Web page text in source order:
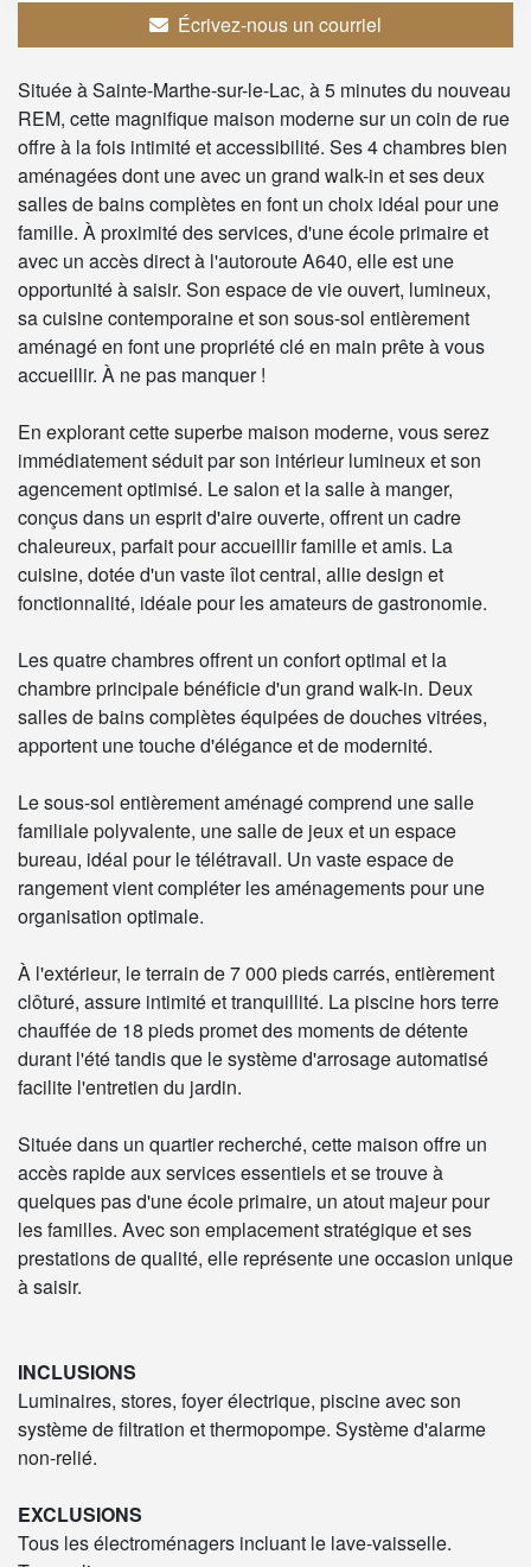
Écrivez-nous un courriel
Située à Sainte-Marthe-sur-le-Lac, à 5 minutes du nouveau
REM, cette magnifique maison moderne sur un coin de rue
offre à la fois intimité et accessibilité. Ses 4 chambres bien
aménagées dont une avec un grand walk-in et ses deux
salles de bains complètes en font un choix idéal pour une
famille. À proximité des services, d'une école primaire et
avec un accès direct à l'autoroute A640, elle est une
opportunité à saisir. Son espace de vie ouvert, lumineux,
sa cuisine contemporaine et son sous-sol entièrement
aménagé en font une propriété clé en main prête à vous
accueillir. À ne pas manquer !
En explorant cette superbe maison moderne, vous serez
immédiatement séduit par son intérieur lumineux et son
agencement optimisé. Le salon et la salle à manger,
conçus dans un esprit d'aire ouverte, offrent un cadre
chaleureux, parfait pour accueillir famille et amis. La
cuisine, dotée d'un vaste îlot central, allie design et
fonctionnalité, idéale pour les amateurs de gastronomie.
Les quatre chambres offrent un confort optimal et la
chambre principale bénéficie d'un grand walk-in. Deux
salles de bains complètes équipées de douches vitrées,
apportent une touche d'élégance et de modernité.
Le sous-sol entièrement aménagé comprend une salle
familiale polyvalente, une salle de jeux et un espace
bureau, idéal pour le télétravail. Un vaste espace de
rangement vient compléter les aménagements pour une
organisation optimale.
À l'extérieur, le terrain de 7 000 pieds carrés, entièrement
clôturé, assure intimité et tranquillité. La piscine hors terre
chauffée de 18 pieds promet des moments de détente
durant l'été tandis que le système d'arrosage automatisé
facilite l'entretien du jardin.
Située dans un quartier recherché, cette maison offre un
accès rapide aux services essentiels et se trouve à
quelques pas d'une école primaire, un atout majeur pour
les familles. Avec son emplacement stratégique et ses
prestations de qualité, elle représente une occasion unique
à saisir.
INCLUSIONS
Luminaires, stores, foyer électrique, piscine avec son
système de filtration et thermopompe. Système d'alarme
non-relié.
EXCLUSIONS
Tous les électroménagers incluant le lave-vaisselle.